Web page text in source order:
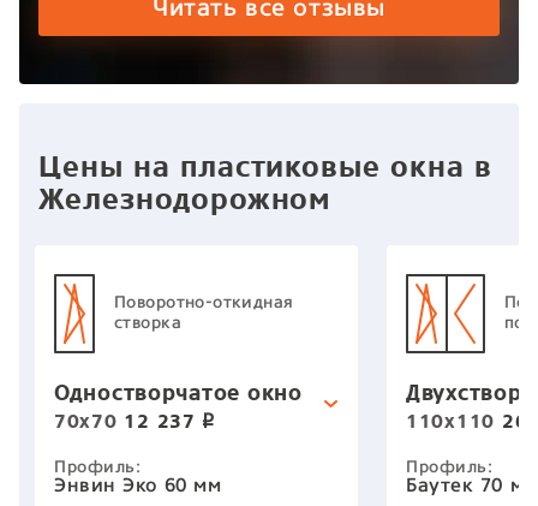
данной компании Илья-
установщик. Упиваться в
Читать все отзывы
Цены на пластиковые окна в
Железнодорожном
Поворотно-откидная
створка
Одностворчатое окно
70х70 12 237 p
Профиль:
Энвин Эко 60 мм
110х110 26
Профиль:
Баутек 70 мм